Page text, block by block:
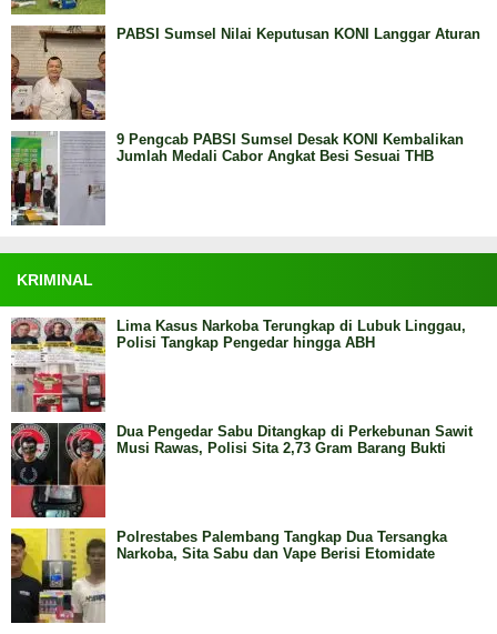
PABSI Sumsel Nilai Keputusan KONI Langgar Aturan
9 Pengcab PABSI Sumsel Desak KONI Kembalikan
Jumlah Medali Cabor Angkat Besi Sesuai THB
KRIMINAL
Lima Kasus Narkoba Terungkap di Lubuk Linggau,
Polisi Tangkap Pengedar hingga ABH
Dua Pengedar Sabu Ditangkap di Perkebunan Sawit
Musi Rawas, Polisi Sita 2,73 Gram Barang Bukti
Polrestabes Palembang Tangkap Dua Tersangka
Narkoba, Sita Sabu dan Vape Berisi Etomidate